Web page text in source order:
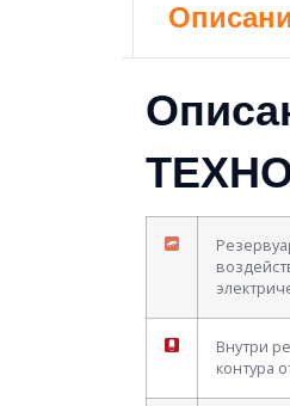
Внутри
контура